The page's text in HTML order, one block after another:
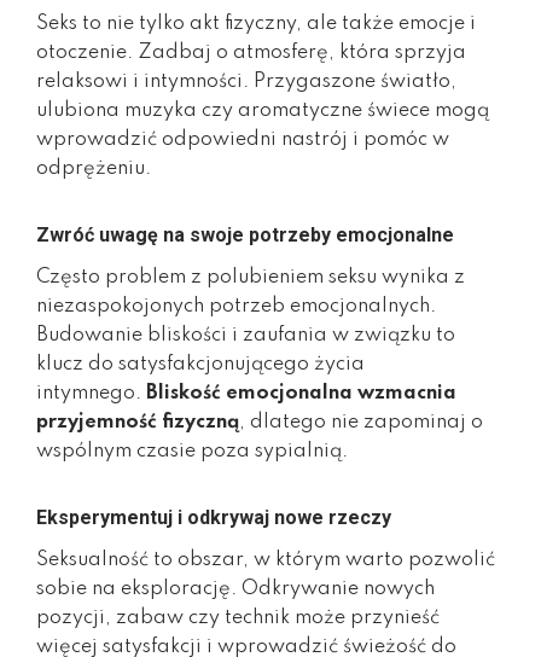
Seks to nie tylko akt fizyczny, ale także emocje i
otoczenie. Zadbaj o atmosferę, która sprzyja
relaksowi i intymności. Przygaszone światło,
ulubiona muzyka czy aromatyczne świece mogą
wprowadzić odpowiedni nastrój i pomóc w
odprężeniu.
Zwróć uwagę na swoje potrzeby emocjonalne
Często problem z polubieniem seksu wynika z
niezaspokojonych potrzeb emocjonalnych.
Budowanie bliskości i zaufania w związku to
klucz do satysfakcjonującego życia
intymnego. Bliskość emocjonalna wzmacnia
przyjemność fizyczną, dlatego nie zapominaj o
wspólnym czasie poza sypialnią.
Eksperymentuj i odkrywaj nowe rzeczy
Seksualność to obszar, w którym warto pozwolić
sobie na eksplorację. Odkrywanie nowych
pozycji, zabaw czy technik może przynieść
więcej satysfakcji i wprowadzić świeżość do